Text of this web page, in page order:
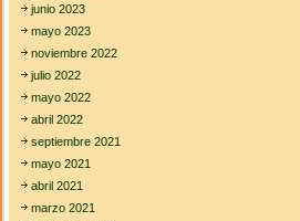
junio 2023
mayo 2023
noviembre 2022
julio 2022
mayo 2022
abril 2022
septiembre 2021
mayo 2021
abril 2021
marzo 2021